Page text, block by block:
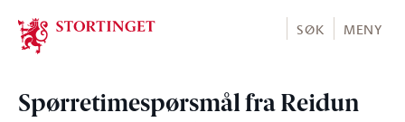
Stortinget.no
SØK MENY
Spørretimespørsmål fra Reidun